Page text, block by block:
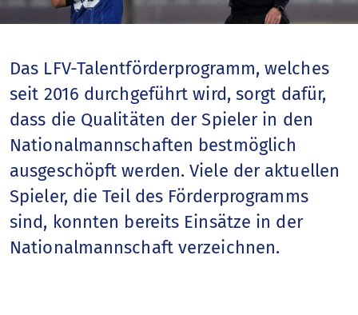
Fussballjahr
Nationalteams
Spitzenfussball
Talentförderung
Sportschule
Breitenfussball
Das LFV-Talentförderprogramm, welches
seit 2016 durchgeführt wird, sorgt dafür,
dass die Qualitäten der Spieler in den
Nationalmannschaften bestmöglich
ausgeschöpft werden. Viele der aktuellen
Spieler, die Teil des Förderprogramms
sind, konnten bereits Einsätze in der
Nationalmannschaft verzeichnen.